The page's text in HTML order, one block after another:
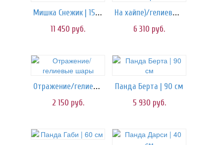
Мишка Снежик | 150 см
11 450 руб.
На хайпе)/гелиевые шары
6 310 руб.
Отражение/гелиевые шары
2 150 руб.
Панда Берта | 90 см
5 930 руб.